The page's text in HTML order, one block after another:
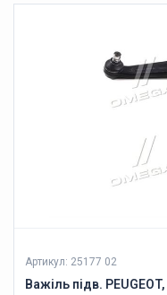
Артикул: 25177 02
Важіль підв.